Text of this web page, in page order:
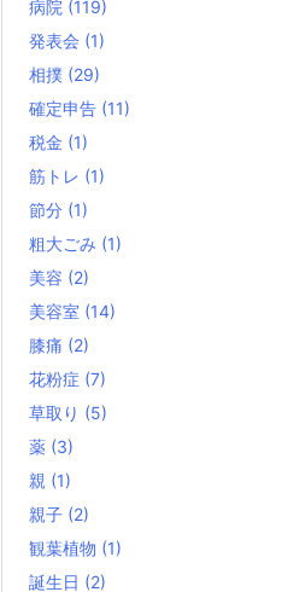
病院 (119)
発表会 (1)
相撲 (29)
確定申告 (11)
税金 (1)
筋トレ (1)
節分 (1)
粗大ごみ (1)
美容 (2)
美容室 (14)
膝痛 (2)
花粉症 (7)
草取り (5)
薬 (3)
親 (1)
親子 (2)
観葉植物 (1)
誕生日 (2)